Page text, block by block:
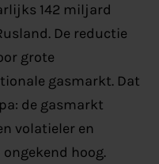
142 miljard
De reductie
grote
gasmarkt. Dat
de gasmarkt
volatieler en
hoog.